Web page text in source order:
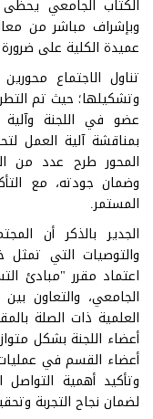
الكتاب الجامعي
وبإشراف مباشر من
عميدة الكلية على
تناول الاجتماع
وتشكيلها؛ حيث تم
عضو في اللجنة وآلية
بمناقشة آلية العمل
المحور طرح عدد من
وضمان جودته، مع
المستمر.
الجدير بالذكر أن
والتوصيات التي تمثل
اعتماد مقرر "مبادئ
الجامعي، والتعاون
العلمية ذات الصلة
أعضاء اللجنة بشكل
أعضاء القسم في
وتأكيد أهمية التواصل
لضمان نجاح التجربة